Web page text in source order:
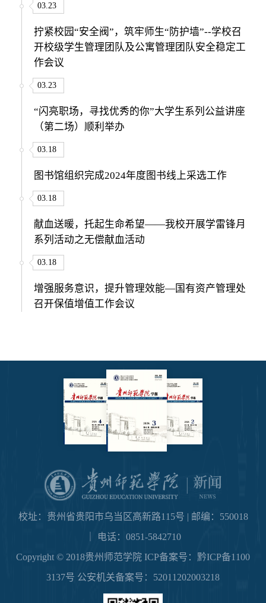
03.23
拧紧校园“安全阀”，筑牢师生“防护墙”--学校召
开校级学生管理团队及公寓管理团队安全稳定工
作会议
03.23
“闪亮职场，寻找优秀的你”大学生系列公益讲座
（第二场）顺利举办
03.18
图书馆组织完成2024年度图书线上采选工作
03.18
献血送暖，托起生命希望——我校开展学雷锋月
系列活动之无偿献血活动
03.18
增强服务意识，提升管理效能—国有资产管理处
召开保值增值工作会议
校址：贵州省贵阳市乌当区高新路115号 | 邮编：550018
｜ 电话：0851-5842710
Copyright © 2018贵州师范学院 ICP备案号： 黔ICP备1100
3137号 公安机关备案号： 52011202003218